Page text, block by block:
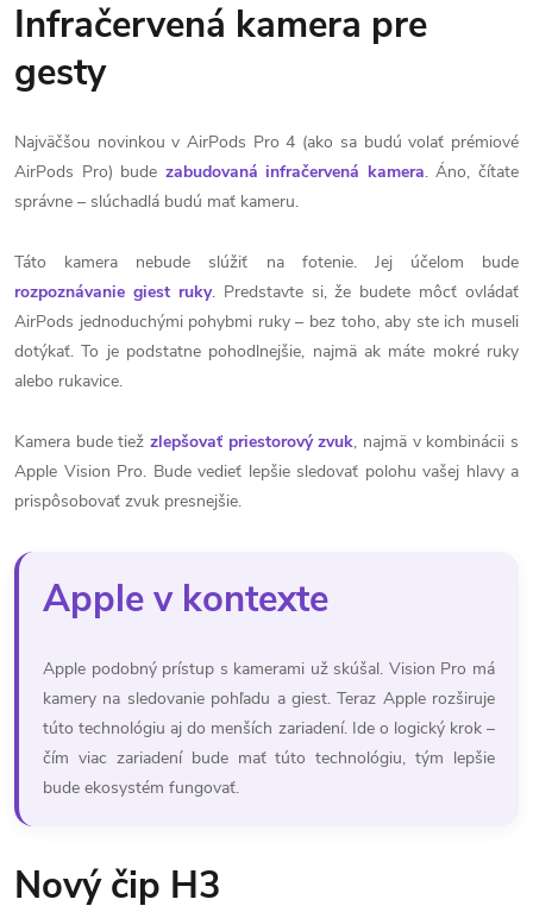
Infračervená kamera pre
gesty
Najväčšou novinkou v AirPods Pro 4 (ako sa budú volať prémiové
AirPods Pro) bude zabudovaná infračervená kamera. Áno, čítate
správne – slúchadlá budú mať kameru.
Táto kamera nebude slúžiť na fotenie. Jej účelom bude
rozpoznávanie giest ruky. Predstavte si, že budete môcť ovládať
AirPods jednoduchými pohybmi ruky – bez toho, aby ste ich museli
dotýkať. To je podstatne pohodlnejšie, najmä ak máte mokré ruky
alebo rukavice.
Kamera bude tiež zlepšovať priestorový zvuk, najmä v kombinácii s
Apple Vision Pro. Bude vedieť lepšie sledovať polohu vašej hlavy a
prispôsobovať zvuk presnejšie.
Apple v kontexte
Apple podobný prístup s kamerami už skúšal. Vision Pro má
kamery na sledovanie pohľadu a giest. Teraz Apple rozširuje
túto technológiu aj do menších zariadení. Ide o logický krok –
čím viac zariadení bude mať túto technológiu, tým lepšie
bude ekosystém fungovať.
Nový čip H3